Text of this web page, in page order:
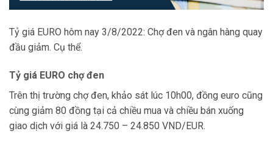
Tỷ giá EURO hôm nay 3/8/2022: Chợ đen và ngân hàng quay
đầu giảm. Cụ thể.
Tỷ giá EURO chợ đen
Trên thị trường chợ đen, khảo sát lúc 10h00, đồng euro cũng
cùng giảm 80 đồng tại cả chiều mua và chiều bán xuống
giao dịch với giá là 24.750 – 24.850 VND/EUR.